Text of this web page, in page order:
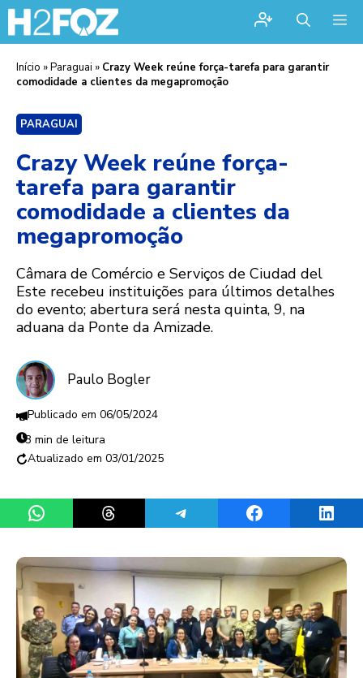
Início »Paraguai » Crazy Week reúne força-tarefa para garantir
comodidade a clientes da megapromoção
PARAGUAI
Crazy Week reúne força-
tarefa para garantir
comodidade a clientes da
megapromoção
Câmara de Comércio e Serviços de Ciudad del
Este recebeu instituições para últimos detalhes
do evento; abertura será nesta quinta, 9, na
aduana da Ponte da Amizade.
Paulo Bogler
06/05/2024
3 min de leitura
03/01/2025
Share on WhatsAppShare on ThreadsShare on TelegramShare on Facebook